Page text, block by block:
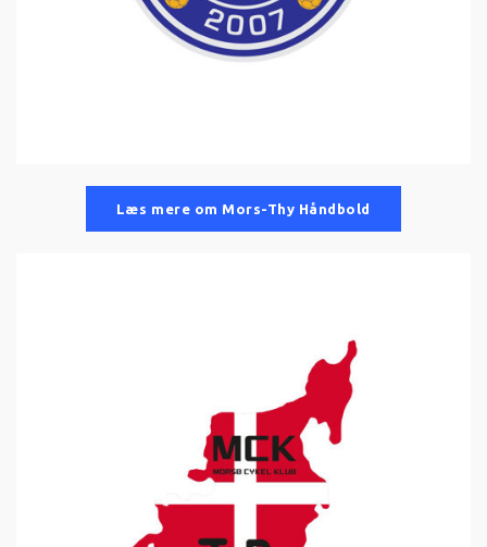
Læs mere om Mors-Thy Håndbold